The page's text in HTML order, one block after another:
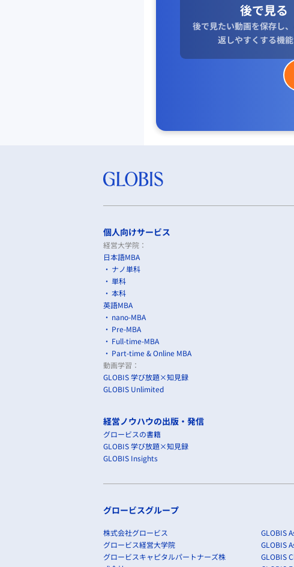
後で見る
後で見たい動画を保存し
返しやすくする機
個人向けサービス
経営大学院：
日本語MBA
ナノ単科
単科
本科
英語MBA
nano-MBA
Pre-MBA
Full-time-MBA
Part-time & Online MBA
動画学習：
GLOBIS 学び放題×知見録
GLOBIS Unlimited
経営ノウハウの出版・発信
グロービスの書籍
GLOBIS 学び放題×知見録
GLOBIS Insights
グロービスグループ
株式会社グロービス
グロービス経営大学院
グロービスキャピタルパートナーズ株
GLOBIS
GLOBIS
GLOBIS